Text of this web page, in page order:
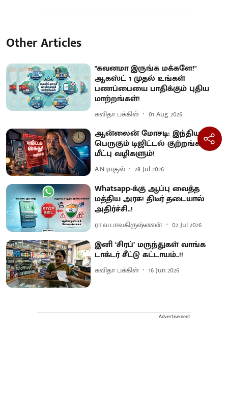
Other Articles
"கவனமா இருங்க மக்களே!"
ஆகஸ்ட் 1 முதல் உங்கள்
பணப்பையை பாதிக்கும் புதிய
மாற்றங்கள்!
கவிதா பக்கிள் 01 Aug 2026
ஆன்லைன் மோசடி: இந்தியாவில்
பெருகும் டிஜிட்டல் குற்றங்களும்
மீட்பு வழிகளும்!
A.N.ராகுல் 28 Jul 2026
Whatsapp-க்கு ஆப்பு வைத்த
மத்திய அரசு! திடீர் தடையால்
அதிர்ச்சி..!
ரா.வ.பாலகிருஷ்ணன் 02 Jul 2026
இனி ‘சிரப்’ மருந்துகள் வாங்க
டாக்டர் சீட்டு கட்டாயம்..!!
கவிதா பக்கிள் 16 Jun 2026
Advertisement